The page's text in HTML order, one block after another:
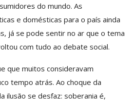
do mundo. As
e domésticas para o país ainda
já se pode sentir no ar que o tema
com tudo ao debate social.
que muitos consideravam
tempo atrás. Ao choque da
ilusão se desfaz: soberania é,